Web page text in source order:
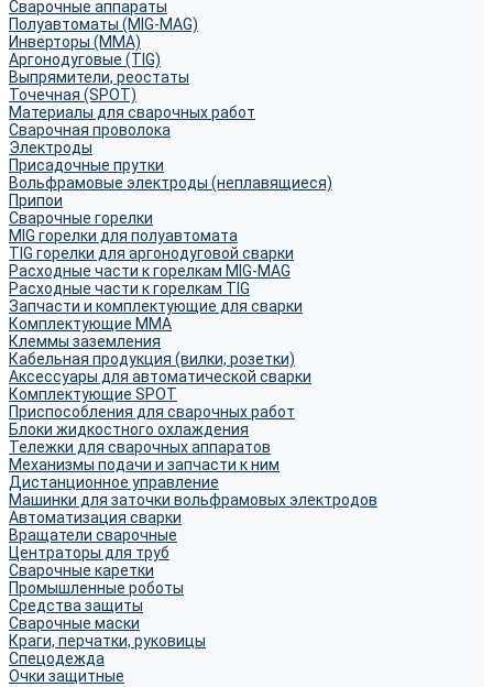
Сварочные аппараты
Полуавтоматы (MIG-MAG)
Инверторы (MMA)
Аргонодуговые (TIG)
Выпрямители, реостаты
Точечная (SPOT)
Материалы для сварочных работ
Сварочная проволока
Электроды
Присадочные прутки
Вольфрамовые электроды (неплавящиеся)
Припои
Сварочные горелки
MIG горелки для полуавтомата
TIG горелки для аргонодуговой сварки
Расходные части к горелкам MIG-MAG
Расходные части к горелкам TIG
Запчасти и комплектующие для сварки
Комплектующие ММА
Клеммы заземления
Кабельная продукция (вилки, розетки)
Аксессуары для автоматической сварки
Комплектующие SPOT
Приспособления для сварочных работ
Блоки жидкостного охлаждения
Тележки для сварочных аппаратов
Механизмы подачи и запчасти к ним
Дистанционное управление
Машинки для заточки вольфрамовых электродов
Автоматизация сварки
Вращатели сварочные
Центраторы для труб
Сварочные каретки
Промышленные роботы
Средства защиты
Сварочные маски
Краги, перчатки, руковицы
Спецодежда
Очки защитные